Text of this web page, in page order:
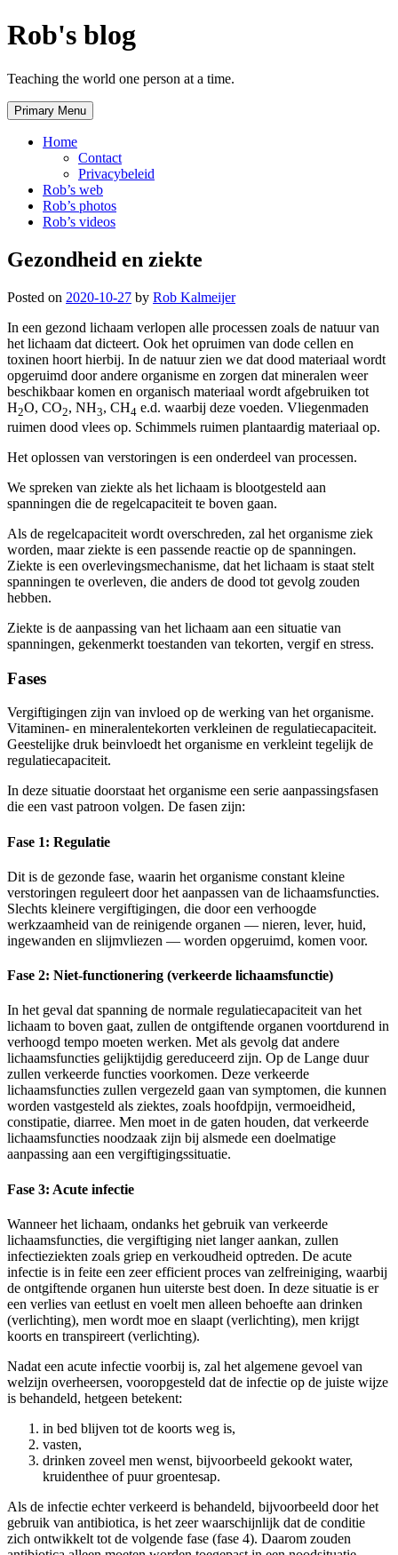
Skip
to
Rob's blog
Teaching the world one person at a time.
Primary Menu
Home
Contact
Privacybeleid
Rob’s web
Rob’s photos
Rob’s videos
Gezondheid en ziekte
Posted on 2020-10-27 by Rob Kalmeijer
In een gezond lichaam verlopen alle processen zoals de natuur van
het lichaam dat dicteert. Ook het opruimen van dode cellen en
toxinen hoort hierbij. In de natuur zien we dat dood materiaal wordt
opgeruimd door andere organisme en zorgen dat mineralen weer
beschikbaar komen en organisch materiaal wordt afgebruiken tot
H2O, CO2, NH3, CH4 e.d. waarbij deze voeden. Vliegenmaden
ruimen dood vlees op. Schimmels ruimen plantaardig materiaal op.
Het oplossen van verstoringen is een onderdeel van processen.
We spreken van ziekte als het lichaam is blootgesteld aan
spanningen die de regelcapaciteit te boven gaan.
Als de regelcapaciteit wordt overschreden, zal het organisme ziek
worden, maar ziekte is een passende reactie op de spanningen.
Ziekte is een overlevingsmechanisme, dat het lichaam is staat stelt
spanningen te overleven, die anders de dood tot gevolg zouden
hebben.
Ziekte is de aanpassing van het lichaam aan een situatie van
spanningen, gekenmerkt toestanden van tekorten, vergif en stress.
Fases
Vergiftigingen zijn van invloed op de werking van het organisme.
Vitaminen- en mineralentekorten verkleinen de regulatiecapaciteit.
Geestelijke druk beinvloedt het organisme en verkleint tegelijk de
regulatiecapaciteit.
In deze situatie doorstaat het organisme een serie aanpassingsfasen
die een vast patroon volgen. De fasen zijn:
Fase 1: Regulatie
Dit is de gezonde fase, waarin het organisme constant kleine
verstoringen reguleert door het aanpassen van de lichaamsfuncties.
Slechts kleinere vergiftigingen, die door een verhoogde
werkzaamheid van de reinigende organen — nieren, lever, huid,
ingewanden en slijmvliezen — worden opgeruimd, komen voor.
Fase 2: Niet-functionering (verkeerde lichaamsfunctie)
In het geval dat spanning de normale regulatiecapaciteit van het
lichaam to boven gaat, zullen de ontgiftende organen voortdurend in
verhoogd tempo moeten werken. Met als gevolg dat andere
lichaamsfuncties gelijktijdig gereduceerd zijn. Op de Lange duur
zullen verkeerde functies voorkomen. Deze verkeerde
lichaamsfuncties zullen vergezeld gaan van symptomen, die kunnen
worden vastgesteld als ziektes, zoals hoofdpijn, vermoeidheid,
constipatie, diarree. Men moet in de gaten houden, dat verkeerde
lichaamsfuncties noodzaak zijn bij alsmede een doelmatige
aanpassing aan een vergiftigingssituatie.
Fase 3: Acute infectie
Wanneer het lichaam, ondanks het gebruik van verkeerde
lichaamsfuncties, die vergiftiging niet langer aankan, zullen
infectieziekten zoals griep en verkoudheid optreden. De acute
infectie is in feite een zeer efficient proces van zelfreiniging, waarbij
de ontgiftende organen hun uiterste best doen. In deze situatie is er
een verlies van eetlust en voelt men alleen behoefte aan drinken
(verlichting), men wordt moe en slaapt (verlichting), men krijgt
koorts en transpireert (verlichting).
Nadat een acute infectie voorbij is, zal het algemene gevoel van
welzijn overheersen, vooropgesteld dat de infectie op de juiste wijze
is behandeld, hetgeen betekent:
in bed blijven tot de koorts weg is,
vasten,
drinken zoveel men wenst, bijvoorbeeld gekookt water,
kruidenthee of puur groentesap.
Als de infectie echter verkeerd is behandeld, bijvoorbeeld door het
gebruik van antibiotica, is het zeer waarschijnlijk dat de conditie
zich ontwikkelt tot de volgende fase (fase 4). Daarom zouden